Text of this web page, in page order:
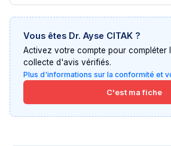
Vous êtes Dr. Ayse CITAK ?
Activez votre compte pour compléter
collecte d'avis vérifiés.
Plus d'informations sur la conformité et
C'est ma fiche